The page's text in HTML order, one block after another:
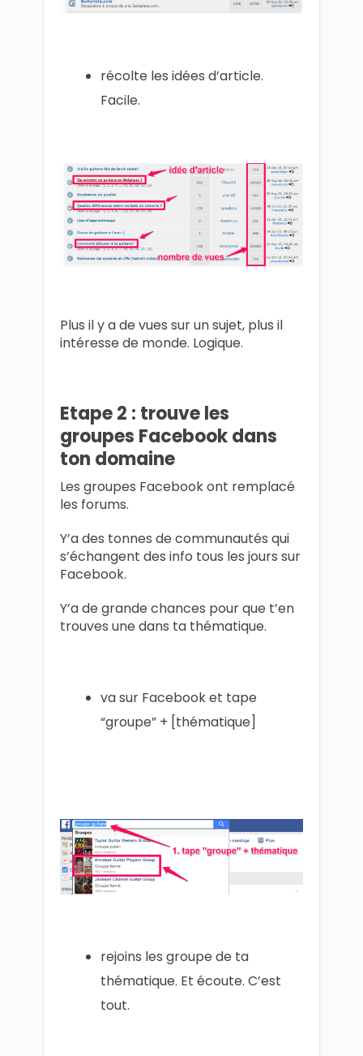
récolte les idées d’article.
Facile.
Plus il y a de vues sur un sujet, plus il
intéresse de monde. Logique.
Etape 2 : trouve les
groupes Facebook dans
ton domaine
Les groupes Facebook ont remplacé
les forums.
Y’a des tonnes de communautés qui
s’échangent des info tous les jours sur
Facebook.
Y’a de grande chances pour que t’en
trouves une dans ta thématique.
va sur Facebook et tape
“groupe” + [thématique]
rejoins les groupe de ta
thématique. Et écoute. C’est
tout.